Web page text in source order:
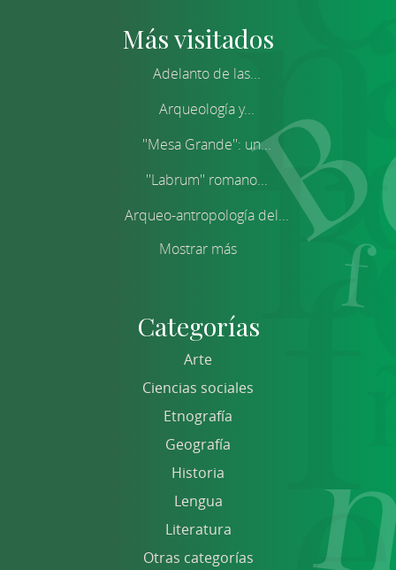
Más visitados
Adelanto de las...
Arqueología y...
''Mesa Grande'': un...
''Labrum'' romano...
Arqueo-antropología del...
Mostrar más
Categorías
Arte
Ciencias sociales
Etnografía
Geografía
Historia
Lengua
Literatura
Otras categorías